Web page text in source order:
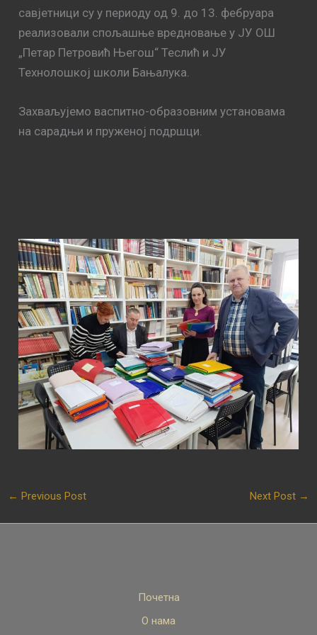
савјетници су у периоду од 9. до 13. фебруара
реализовали спољашње вредновање у ЈУ ОШ
„Петар Петровић Његош“ Теслић и ЈУ
Технолошкој школи Бањалука.
Захваљујемо васпитно-образовним установама
на сарадњи и пруженој подршци.
← Previous Post Next Post →
Почетна
О нама